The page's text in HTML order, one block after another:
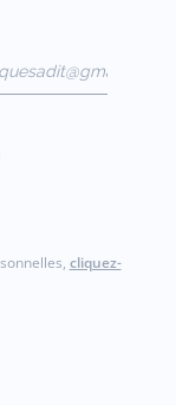
cliquez-